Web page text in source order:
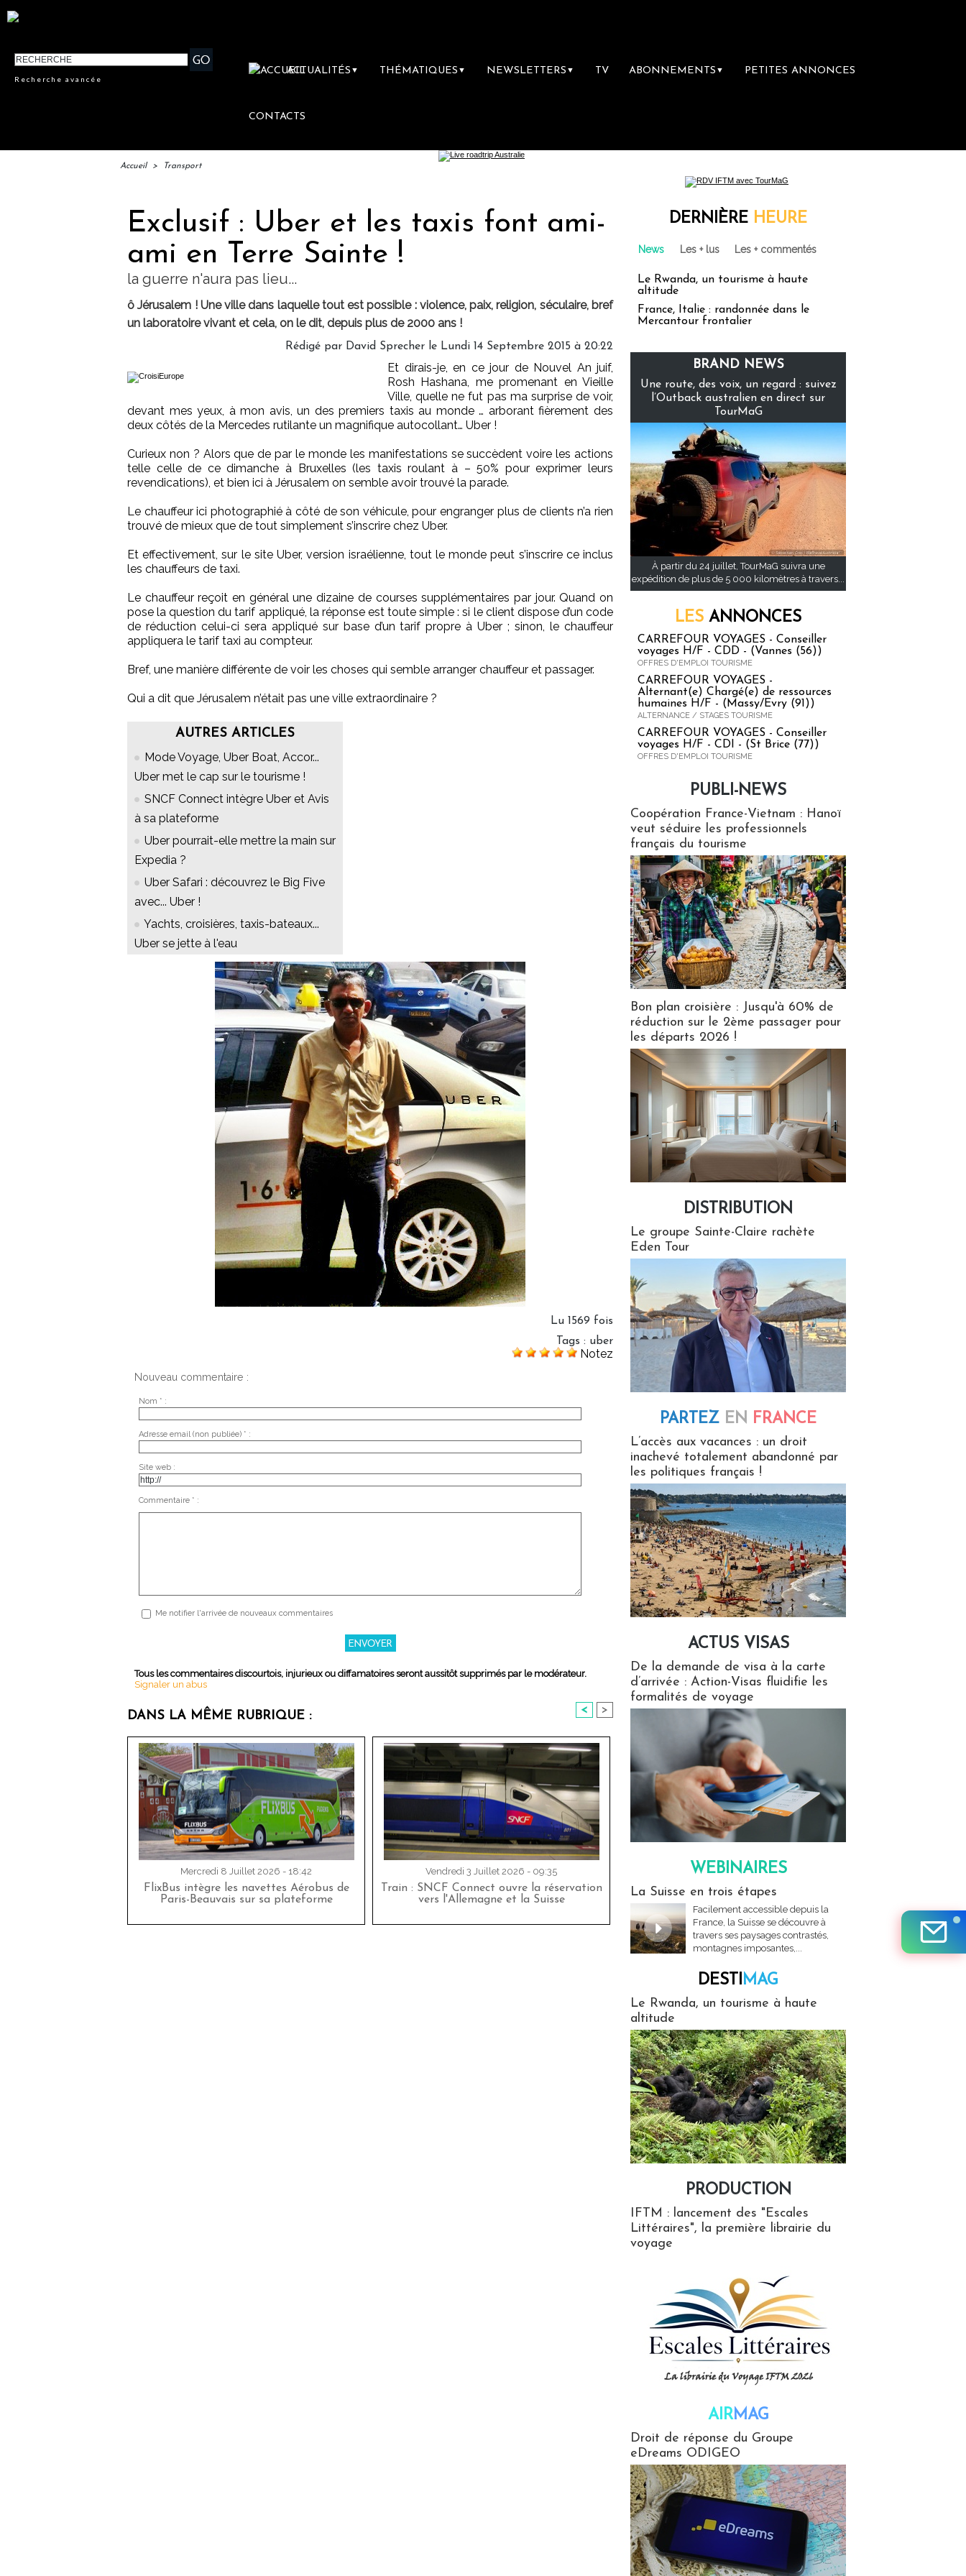
Recherche avancée
ACTUALITÉS ▼ THÉMATIQUES ▼ NEWSLETTERS ▼ TV ABONNEMENTS ▼ PETITES ANNONCES
CONTACTS
Accueil > Transport
Exclusif : Uber et les taxis font ami-
ami en Terre Sainte !
la guerre n'aura pas lieu...
ô Jérusalem ! Une ville dans laquelle tout est possible : violence, paix, religion, séculaire, bref
un laboratoire vivant et cela, on le dit, depuis plus de 2000 ans !
Rédigé par David Sprecher le Lundi 14 Septembre 2015 à 20:22
Et dirais-je, en ce jour de Nouvel An juif,
Rosh Hashana, me promenant en Vieille
Ville, quelle ne fut pas ma surprise de voir,
devant mes yeux, à mon avis, un des premiers taxis au monde … arborant fièrement des
deux côtés de la Mercedes rutilante un magnifique autocollant… Uber !
Curieux non ? Alors que de par le monde les manifestations se succèdent voire les actions
telle celle de ce dimanche à Bruxelles (les taxis roulant à – 50% pour exprimer leurs
revendications), et bien ici à Jérusalem on semble avoir trouvé la parade.
Le chauffeur ici photographié à côté de son véhicule, pour engranger plus de clients n’a rien
trouvé de mieux que de tout simplement s’inscrire chez Uber.
Et effectivement, sur le site Uber, version israélienne, tout le monde peut s’inscrire ce inclus
les chauffeurs de taxi.
Le chauffeur reçoit en général une dizaine de courses supplémentaires par jour. Quand on
pose la question du tarif appliqué, la réponse est toute simple : si le client dispose d’un code
de réduction celui-ci sera appliqué sur base d’un tarif propre à Uber ; sinon, le chauffeur
appliquera le tarif taxi au compteur.
Bref, une manière différente de voir les choses qui semble arranger chauffeur et passager.
Qui a dit que Jérusalem n’était pas une ville extraordinaire ?
AUTRES ARTICLES
Mode Voyage, Uber Boat, Accor...
Uber met le cap sur le tourisme !
SNCF Connect intègre Uber et Avis
à sa plateforme
Uber pourrait-elle mettre la main sur
Expedia ?
Uber Safari : découvrez le Big Five
avec... Uber !
Yachts, croisières, taxis-bateaux...
Uber se jette à l'eau
Lu 1569 fois
Tags : uber
Notez
Nouveau commentaire :
Nom * :
Adresse email (non publiée) * :
Site web :
Commentaire * :
Me notifier l'arrivée de nouveaux commentaires
Tous les commentaires discourtois, injurieux ou diffamatoires seront aussitôt supprimés par le modérateur.
Signaler un abus
DANS LA MÊME RUBRIQUE : < >
Mercredi 8 Juillet 2026 - 18:42
FlixBus intègre les navettes Aérobus de
Paris-Beauvais sur sa plateforme
Vendredi 3 Juillet 2026 - 09:35
Train : SNCF Connect ouvre la réservation
vers l'Allemagne et la Suisse
DERNIÈRE HEURE
News Les + lus Les + commentés
Le Rwanda, un tourisme à haute
altitude
France, Italie : randonnée dans le
Mercantour frontalier
BRAND NEWS
Une route, des voix, un regard : suivez
l’Outback australien en direct sur
TourMaG
À partir du 24 juillet, TourMaG suivra une
expédition de plus de 5 000 kilomètres à travers...
LES ANNONCES
CARREFOUR VOYAGES - Conseiller
voyages H/F - CDD - (Vannes (56))
OFFRES D'EMPLOI TOURISME
CARREFOUR VOYAGES -
Alternant(e) Chargé(e) de ressources
humaines H/F - (Massy/Evry (91))
ALTERNANCE / STAGES TOURISME
CARREFOUR VOYAGES - Conseiller
voyages H/F - CDI - (St Brice (77))
OFFRES D'EMPLOI TOURISME
PUBLI-NEWS
Coopération France-Vietnam : Hanoï
veut séduire les professionnels
français du tourisme
Bon plan croisière : Jusqu'à 60% de
réduction sur le 2ème passager pour
les départs 2026 !
DISTRIBUTION
Le groupe Sainte-Claire rachète
Eden Tour
PARTEZ EN FRANCE
L’accès aux vacances : un droit
inachevé totalement abandonné par
les politiques français !
ACTUS VISAS
De la demande de visa à la carte
d’arrivée : Action-Visas fluidifie les
formalités de voyage
WEBINAIRES
La Suisse en trois étapes
Facilement accessible depuis la
France, la Suisse se découvre à
travers ses paysages contrastés,
montagnes imposantes,...
DESTIMAG
Le Rwanda, un tourisme à haute
altitude
PRODUCTION
IFTM : lancement des "Escales
Littéraires", la première librairie du
voyage
AIRMAG
Droit de réponse du Groupe
eDreams ODIGEO